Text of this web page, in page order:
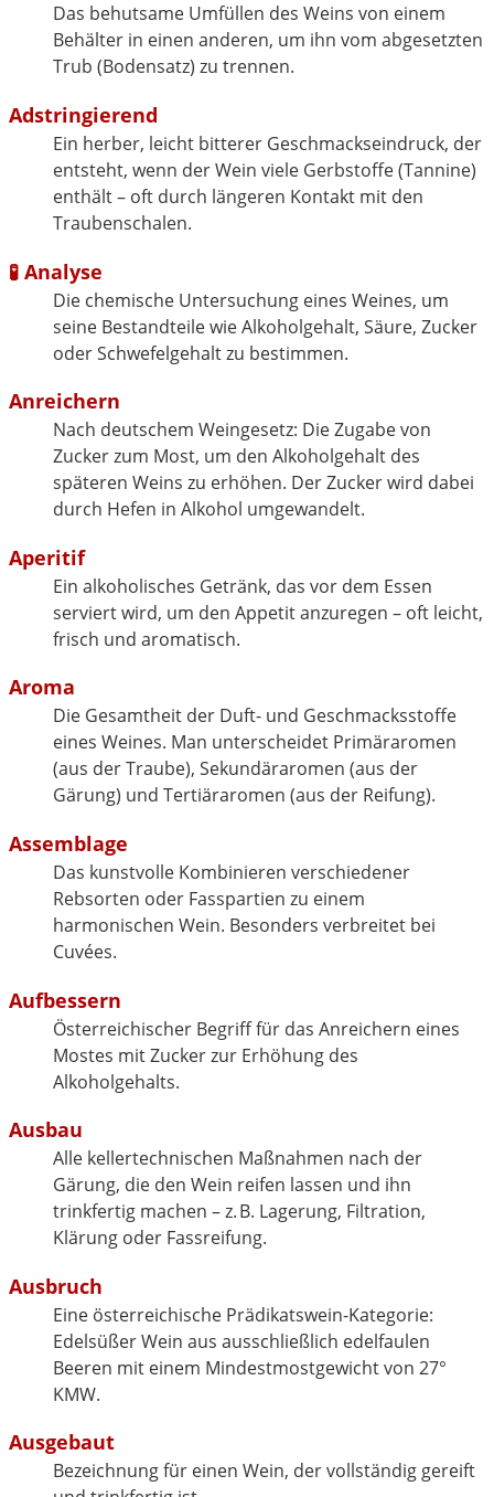
Das behutsame Umfüllen des Weins von einem
Behälter in einen anderen, um ihn vom abgesetzten
Trub (Bodensatz) zu trennen.
Adstringierend
Ein herber, leicht bitterer Geschmackseindruck, der
entsteht, wenn der Wein viele Gerbstoffe (Tannine)
enthält – oft durch längeren Kontakt mit den
Traubenschalen.
🧪 Analyse
Die chemische Untersuchung eines Weines, um
seine Bestandteile wie Alkoholgehalt, Säure, Zucker
oder Schwefelgehalt zu bestimmen.
Anreichern
Nach deutschem Weingesetz: Die Zugabe von
Zucker zum Most, um den Alkoholgehalt des
späteren Weins zu erhöhen. Der Zucker wird dabei
durch Hefen in Alkohol umgewandelt.
Aperitif
Ein alkoholisches Getränk, das vor dem Essen
serviert wird, um den Appetit anzuregen – oft leicht,
frisch und aromatisch.
Aroma
Die Gesamtheit der Duft- und Geschmacksstoffe
eines Weines. Man unterscheidet Primäraromen
(aus der Traube), Sekundäraromen (aus der
Gärung) und Tertiäraromen (aus der Reifung).
Assemblage
Das kunstvolle Kombinieren verschiedener
Rebsorten oder Fasspartien zu einem
harmonischen Wein. Besonders verbreitet bei
Cuvées.
Aufbessern
Österreichischer Begriff für das Anreichern eines
Mostes mit Zucker zur Erhöhung des
Alkoholgehalts.
Ausbau
Alle kellertechnischen Maßnahmen nach der
Gärung, die den Wein reifen lassen und ihn
trinkfertig machen – z. B. Lagerung, Filtration,
Klärung oder Fassreifung.
Ausbruch
Eine österreichische Prädikatswein-Kategorie:
Edelsüßer Wein aus ausschließlich edelfaulen
Beeren mit einem Mindestmostgewicht von 27°
KMW.
Ausgebaut
Bezeichnung für einen Wein, der vollständig gereift